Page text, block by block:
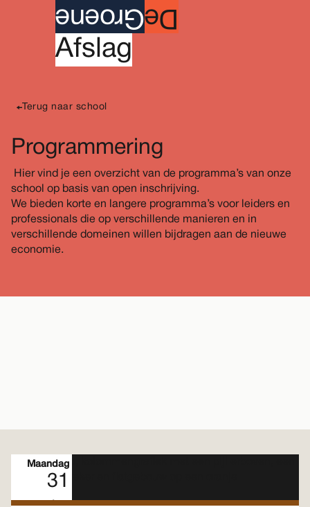
G
roene D
e
Afslag
Terug naar school
Programmering
Hier vind je een overzicht van de programma’s van onze
school op basis van open inschrijving.
We bieden korte en langere programma’s voor leiders en
professionals die op verschillende manieren en in
verschillende domeinen willen bijdragen aan de nieuwe
economie.
Maandag
31